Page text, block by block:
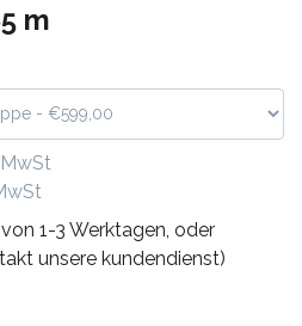
m
1-3 Werktagen, oder
unsere kundendienst)